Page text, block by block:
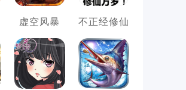
虚空风暴 不正经修仙